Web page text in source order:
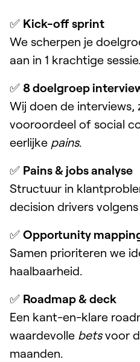
✅ Kick-off sprint
We scherpen je
aan in 1 krachtige sessie.
✅ 8 doelgroep
Wij doen de interviews,
vooroordeel of social
eerlijke pains.
✅ Pains & jobs analyse
Structuur in
decision drivers volgens
✅ Opportunity
Samen prioriteren we
haalbaarheid.
✅ Roadmap & deck
Een kant-en-klare
waardevolle betsvoor
maanden.